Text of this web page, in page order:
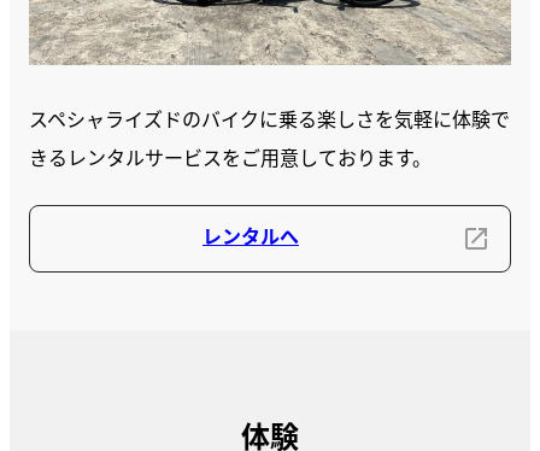
スペシャライズドのバイクに乗る楽しさを気軽に体験で
きるレンタルサービスをご用意しております。
レンタルへ
体験